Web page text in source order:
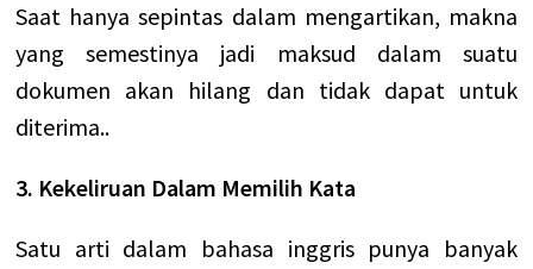
Saat hanya sepintas dalam mengartikan, makna
yang semestinya jadi maksud dalam suatu
dokumen akan hilang dan tidak dapat untuk
diterima..
3. Kekeliruan Dalam Memilih Kata
Satu arti dalam bahasa inggris punya banyak